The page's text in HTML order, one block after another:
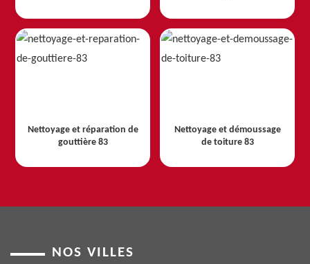
Nettoyage et réparation de
gouttière 83
Nettoyage et démoussage
de toiture 83
NOS VILLES